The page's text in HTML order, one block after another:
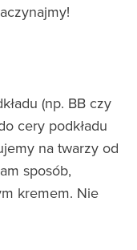
(np. BB czy
cery podkładu
na twarzy od
sposób,
kremem. Nie